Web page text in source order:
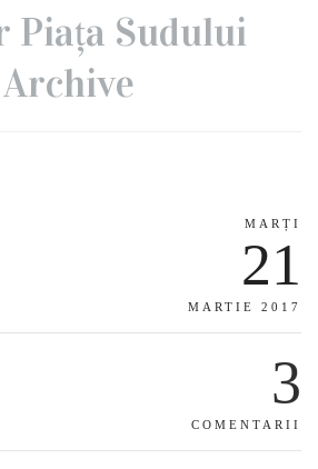
Piața Sudului
Archive
MARȚI
21
MARTIE 2017
3
COMENTARII